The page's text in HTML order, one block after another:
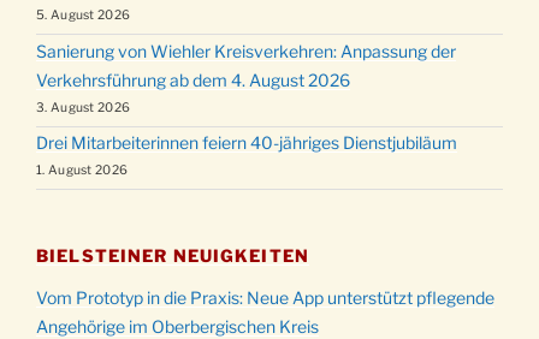
5. August 2026
Sanierung von Wiehler Kreisverkehren: Anpassung der
Verkehrsführung ab dem 4. August 2026
3. August 2026
Drei Mitarbeiterinnen feiern 40-jähriges Dienstjubiläum
1. August 2026
BIELSTEINER NEUIGKEITEN
Vom Prototyp in die Praxis: Neue App unterstützt pflegende
Angehörige im Oberbergischen Kreis